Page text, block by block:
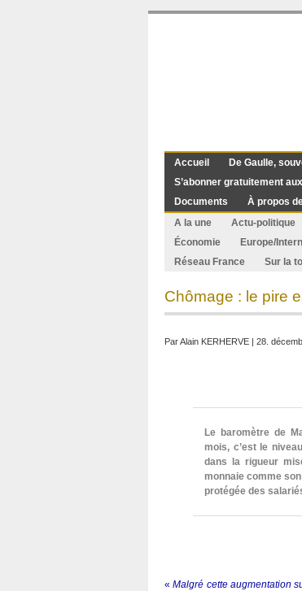
Accueil De Gaulle,
S’abonner gratuitement
Documents
À propos
A la une
Actu-politique
Économie
Europe/
Réseau France
Sur la
Chômage : le pire
ParAlain KERHERVE | 28.
Le baromètre de
mois, c’est le
dans la rigueur
monnaie comme
protégée des
«Malgré cette augmentation